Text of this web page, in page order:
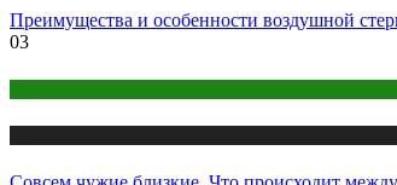
Преимущества и особенности воздушной
03